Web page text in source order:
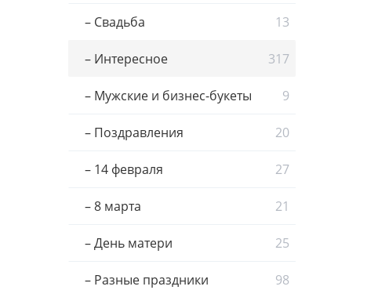
– Свадьба 13
– Интересное 317
– Мужские и бизнес-букеты 9
– Поздравления 20
– 14 февраля 27
– 8 марта 21
– День матери 25
– Разные праздники 98